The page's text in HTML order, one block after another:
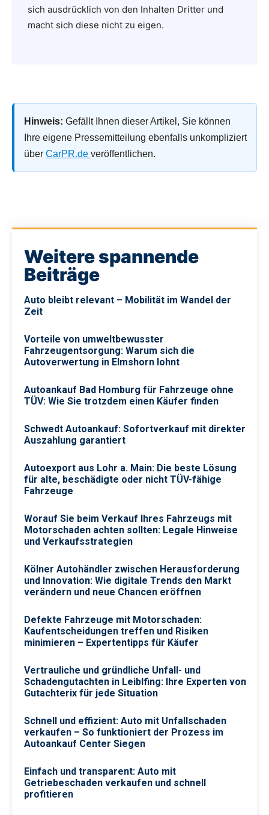
sich ausdrücklich von den Inhalten Dritter und
macht sich diese nicht zu eigen.
Hinweis: Gefällt Ihnen dieser Artikel, Sie können
Ihre eigene Pressemitteilung ebenfalls unkompliziert
über CarPR.de veröffentlichen.
Weitere spannende
Beiträge
Auto bleibt relevant – Mobilität im Wandel der
Zeit
Vorteile von umweltbewusster
Fahrzeugentsorgung: Warum sich die
Autoverwertung in Elmshorn lohnt
Autoankauf Bad Homburg für Fahrzeuge ohne
TÜV: Wie Sie trotzdem einen Käufer finden
Schwedt Autoankauf: Sofortverkauf mit direkter
Auszahlung garantiert
Autoexport aus Lohr a. Main: Die beste Lösung
für alte, beschädigte oder nicht TÜV-fähige
Fahrzeuge
Worauf Sie beim Verkauf Ihres Fahrzeugs mit
Motorschaden achten sollten: Legale Hinweise
und Verkaufsstrategien
Kölner Autohändler zwischen Herausforderung
und Innovation: Wie digitale Trends den Markt
verändern und neue Chancen eröffnen
Defekte Fahrzeuge mit Motorschaden:
Kaufentscheidungen treffen und Risiken
minimieren – Expertentipps für Käufer
Vertrauliche und gründliche Unfall- und
Schadengutachten in Leiblfing: Ihre Experten von
Gutachterix für jede Situation
Schnell und effizient: Auto mit Unfallschaden
verkaufen – So funktioniert der Prozess im
Autoankauf Center Siegen
Einfach und transparent: Auto mit
Getriebeschaden verkaufen und schnell
profitieren